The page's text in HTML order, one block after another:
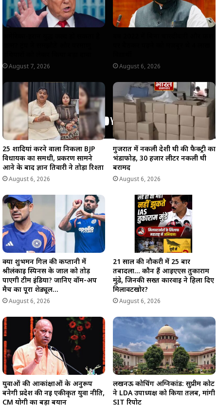
August 7, 2026 August 6, 2026
25 शादियां करने वाला निकला BJP
विधायक का समधी, प्रकरण सामने
आने के बाद ज्ञान तिवारी ने तोड़ा रिश्ता
August 6, 2026
गुजरात में नकली देशी घी की फैक्ट्री का
भंडाफोड़, 30 हजार लीटर नकली घी
बरामद
August 6, 2026
क्या शुभमन गिल की कप्तानी में
श्रीलंकाई स्पिनर्स के जाल को तोड़
पाएगी टीम इंडिया? जानिए वॉर्म-अप
मैच का पूरा शेड्यूल…
August 6, 2026
21 साल की नौकरी में 25 बार
तबादला… कौन हैं आईएएस तुकाराम
मुंढे, जिनकी सख्त कार्रवाई ने हिला दिए
मिलावटखोर?
August 6, 2026
युवाओं की आकांक्षाओं के अनुरूप
बनेगी प्रदेश की नई एकीकृत युवा नीति,
CM योगी का बड़ा बयान
लखनऊ कोचिंग अग्निकांड: सुप्रीम कोर्ट
ने LDA उपाध्यक्ष को किया तलब, मांगी
SIT रिपोर्ट